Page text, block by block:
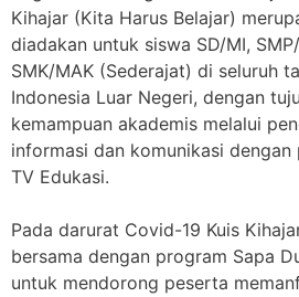
Kihajar (Kita Harus Belajar)
diadakan untuk siswa SD/MI,
SMK/MAK (Sederajat) di seluruh
Indonesia Luar Negeri, dengan
kemampuan akademis melalui
informasi dan komunikasi dengan
TV Edukasi.
Pada darurat Covid-19 Kuis
bersama dengan program Sapa
untuk mendorong peserta